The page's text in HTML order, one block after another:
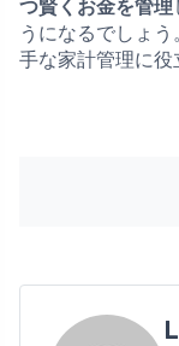
つ賢くお金を管理
うになるでしょ
手な家計管理に役